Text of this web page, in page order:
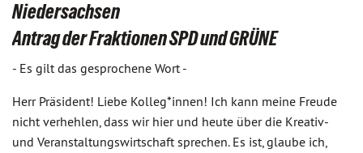
Niedersachsen
Antrag der Fraktionen SPD und GRÜNE
- Es gilt das gesprochene Wort -
Herr Präsident! Liebe Kolleg*innen! Ich kann meine Freude
nicht verhehlen, dass wir hier und heute über die Kreativ-
und Veranstaltungswirtschaft sprechen. Es ist, glaube ich,